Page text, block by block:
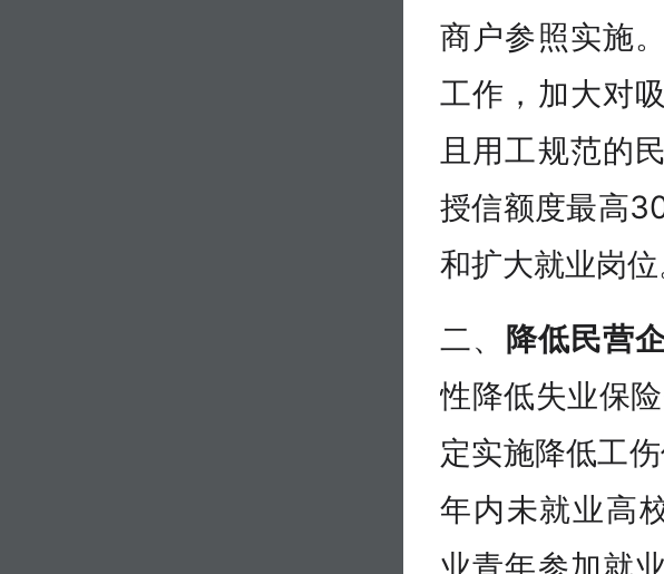
商户参照实施
工作，加大对
且用工规范的
授信额度最高
和扩大就业岗位
二、
降低民营
性降低失业保
定实施降低工
年内未就业高
业青年参加就